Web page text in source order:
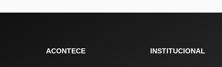
ACONTECE INSTITUCIONAL